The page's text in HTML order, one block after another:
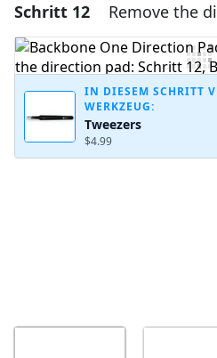
Einen
Kommentar hinzufügen
Schritt 12 Remove the
IN DIESEM SCHRITT
WERKZEUG:
Tweezers
$4.99